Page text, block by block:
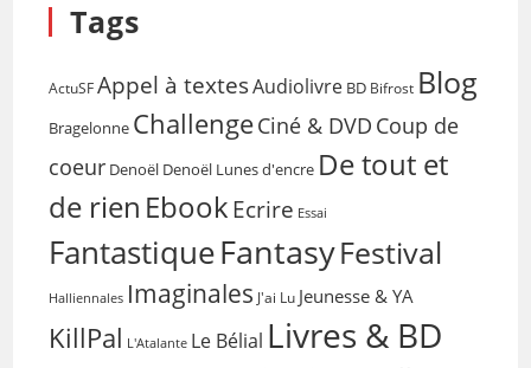
Tags
ActuSF Appel à textesAudiolivre BD Bifrost Blog
Bragelonne ChallengeCiné & DVD Coup de
coeur Denoël Denoël Lunes d'encre De tout et
de rien EbookEcrire Essai
FantastiqueFantasyFestival
Halliennales Imaginales J'ai Lu Jeunesse & YA
KillPal L'Atalante Le Bélial Livres & BD